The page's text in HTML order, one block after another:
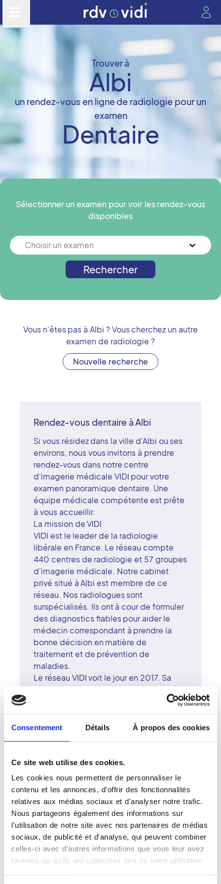
Consentement Détails À propos des cookies
Ce site web utilise des cookies.
Les cookies nous permettent de personnaliser le
contenu et les annonces, d'offrir des fonctionnalités
relatives aux médias sociaux et d'analyser notre trafic.
Nous partageons également des informations sur
l'utilisation de notre site avec nos partenaires de médias
sociaux, de publicité et d'analyse, qui peuvent combiner
celles-ci avec d'autres informations que vous leur avez
fournies ou qu'ils ont collectées lors de votre utilisation
Trouver à
Albi
un rendez-vous en ligne de radiologie pour un
examen
Dentaire
Sélectionner un examen pour voir les rendez-vous
disponibles
Choisir un examen
Rechercher
Vous n'êtes pas àAlbi ? Vous cherchez un autre
examen de radiologie ?
Nouvelle recherche
Rendez-vous dentaire à Albi
Si vous résidez dans la ville d'Albi ou ses
environs, nous vous invitons à prendre
rendez-vous dans notre centre
d'imagerie médicale VIDI pour votre
examen panoramique dentaire. Une
équipe médicale compétente est prête
à vous accueillir.
La mission de VIDI
VIDI est le leader de la radiologie
libérale en France. Le réseau compte
440 centres de radiologie et 57 groupes
d'imagerie médicale. Notre cabinet
privé situé à Albi est membre de ce
réseau. Nos radiologues sont
surspécialisés. Ils ont à cour de formuler
des diagnostics fiables pour aider le
médecin correspondant à prendre la
bonne décision en matière de
traitement et de prévention de
maladies.
Le réseau VIDI voit le jour en 2017. Sa
vocation est de fournir des soins
normes de sécurité strictes. Le réseau
est baptisé CGIM ou Compagnie
207 médecins-radiologues
Il prend le nom de VIDI en 2018.
Aujourd'hui, le réseau ne cesse de
s'étendre. Les cabinets sont présents
dans 12 régions de la métropole. VIDI est
un acteur solide de la radiologie privée
en France.
Les patients peuvent prendre un rendez-
vous dentaire à Albi sur le site www.rdv-